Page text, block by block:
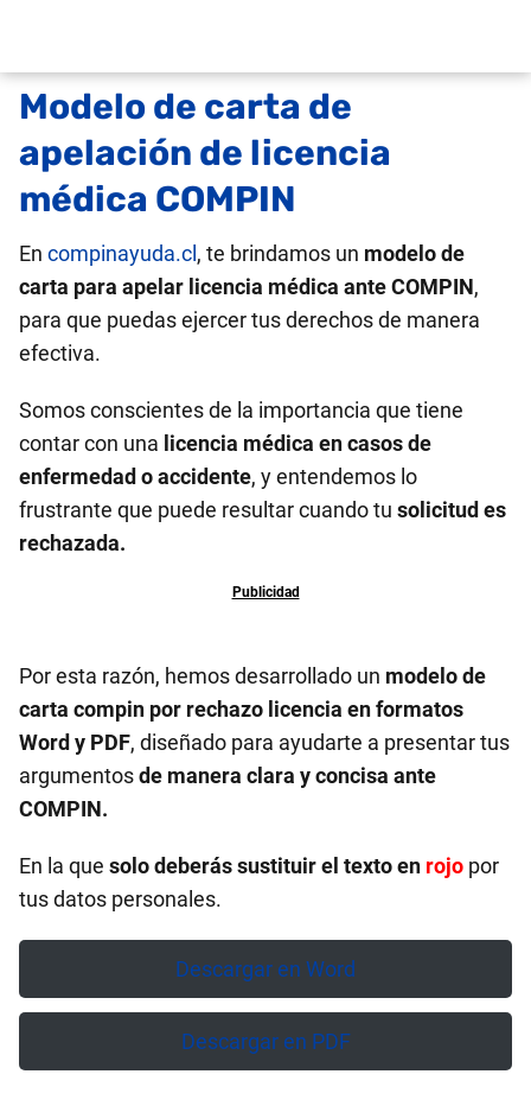
Modelo de carta de
apelación de licencia
médica COMPIN
En compinayuda.cl, te brindamos un modelo de
carta para apelar licencia médica ante COMPIN,
para que puedas ejercer tus derechos de manera
efectiva.
Somos conscientes de la importancia que tiene
contar con una licencia médica en casos de
enfermedad o accidente, y entendemos lo
frustrante que puede resultar cuando tu solicitud es
rechazada.
Por esta razón, hemos desarrollado un modelo de
carta compin por rechazo licencia en formatos
Word y PDF, diseñado para ayudarte a presentar tus
argumentosde manera clara y concisa ante
COMPIN.
En la que solo deberás sustituir el texto en rojo por
tus datos personales.
Descargar en Word
Descargar en PDF